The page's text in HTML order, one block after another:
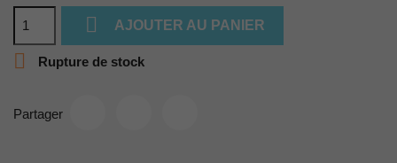
 AJOUTER AU PANIER
 Rupture de stock
Partager